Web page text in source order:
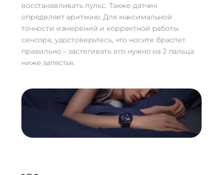
восстанавливать пульс. Также датчик
определяет аритмию. Для максимальной
точности измерений и корректной работы
сенсора, удостоверьтесь, что носите браслет
правильно – застегивать его нужно на 2 пальца
ниже запястья.